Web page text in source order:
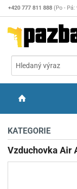
+420 777 811 888 (Po - Pá:
STŘELIVO
KATEGORIE
Vzduchovka Air